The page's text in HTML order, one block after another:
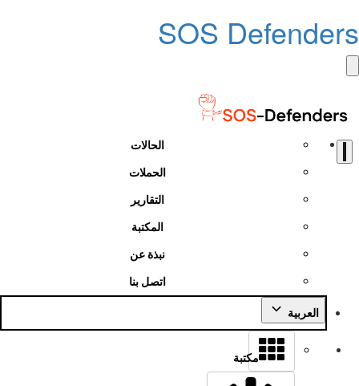
SOS
الحالات
الحملات
التقارير
المكتبة
نبذة عن
اتصل بنا
العربية
مكتبة